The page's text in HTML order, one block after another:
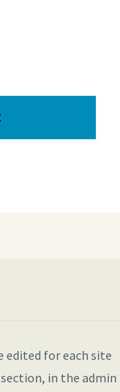
edited for each site
in the admin